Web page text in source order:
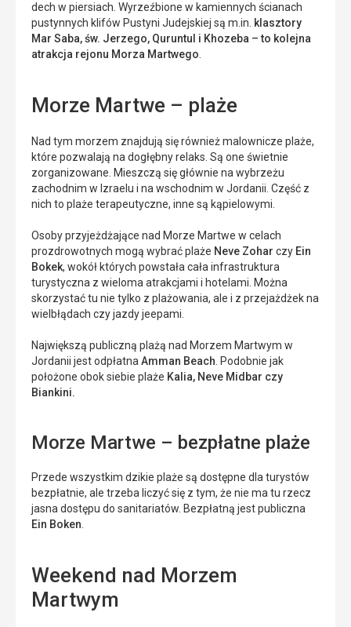
dech w piersiach. Wyrzeźbione w kamiennych ścianach
pustynnych klifów Pustyni Judejskiej są m.in. klasztory
Mar Saba, św. Jerzego, Quruntul i Khozeba – to kolejna
atrakcja rejonu Morza Martwego
Morze Martwe – plaże
Nad tym morzem znajdują sięrównież malownicze plaże,
które pozwalają na dogłębnyrelaks. Są one świetnie
zorganizowane. Mieszczą się głównie na wybrzeżu
zachodnim w Izraelu i na wschodnim w Jordanii. Część z
nich to plaże terapeutyczne, inne są kąpielowymi.
Osoby przyjeżdżające nad Morze Martwe w celach
prozdrowotnych mogą wybrać plaże Neve Zohar czy Ein
Bokek, wokół których powstała cała infrastruktura
turystyczna z wieloma atrakcjami i hotelami. Można
skorzystać tu nie tylko z plażowania, ale i z przejażdżek na
wielbłądach czy jazdy jeepami.
Największą publiczną plażą nad Morzem Martwym w
Jordanii jest odpłatna Amman Beach . Podobnie jak
położone obok siebie plaże Kalia, Neve Midbar czy
Biankini.
Morze Martwe – bezpłatne plaże
Przede wszystkim dzikie plaże są dostępne dla turystów
bezpłatnie, ale trzeba liczyć się z tym, że nie ma tu rzecz
jasna dostępu do sanitariatów. Bezpłatną jest publiczna
Ein Boken
Weekend nad Morzem
Martwym